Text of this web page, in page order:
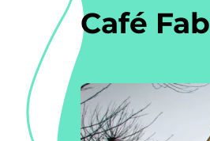
Café